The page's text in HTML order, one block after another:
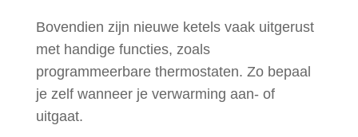
Bovendien zijn nieuwe ketels vaak uitgerust
met handige functies, zoals
programmeerbare thermostaten. Zo bepaal
je zelf wanneer je verwarming aan- of
uitgaat.